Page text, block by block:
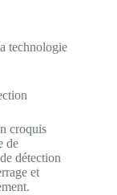
technologie
croquis
de
détection
et